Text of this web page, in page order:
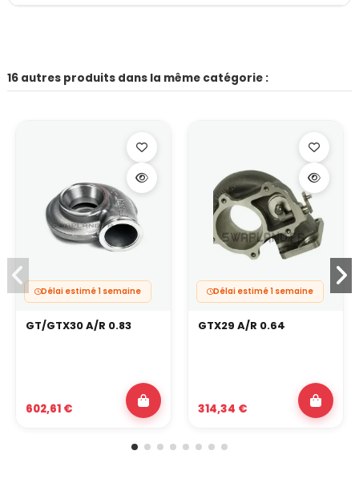
16 autres produits dans la même catégorie :
Délai estimé 1 semaine
GT/GTX30 A/R 0.83
602,61 €
Délai estimé 1 semaine
GTX29 A/R 0.64
314,34 €